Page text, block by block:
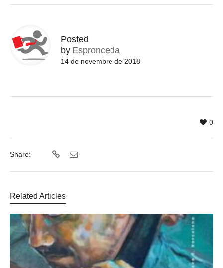
Posted
by Espronceda
14 de novembre de 2018
0
Share:
Related Articles